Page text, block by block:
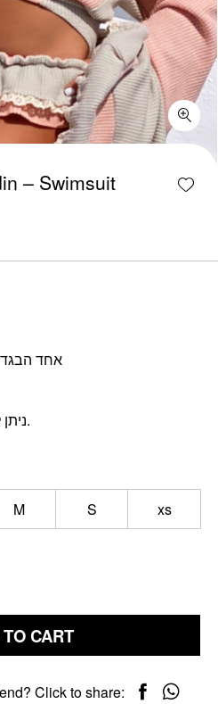
Add
– Swimsuit
אחד
ניתן לשלב מידות בחזיה ובתחתון.
M S xs
quantity
CART
Click to share: